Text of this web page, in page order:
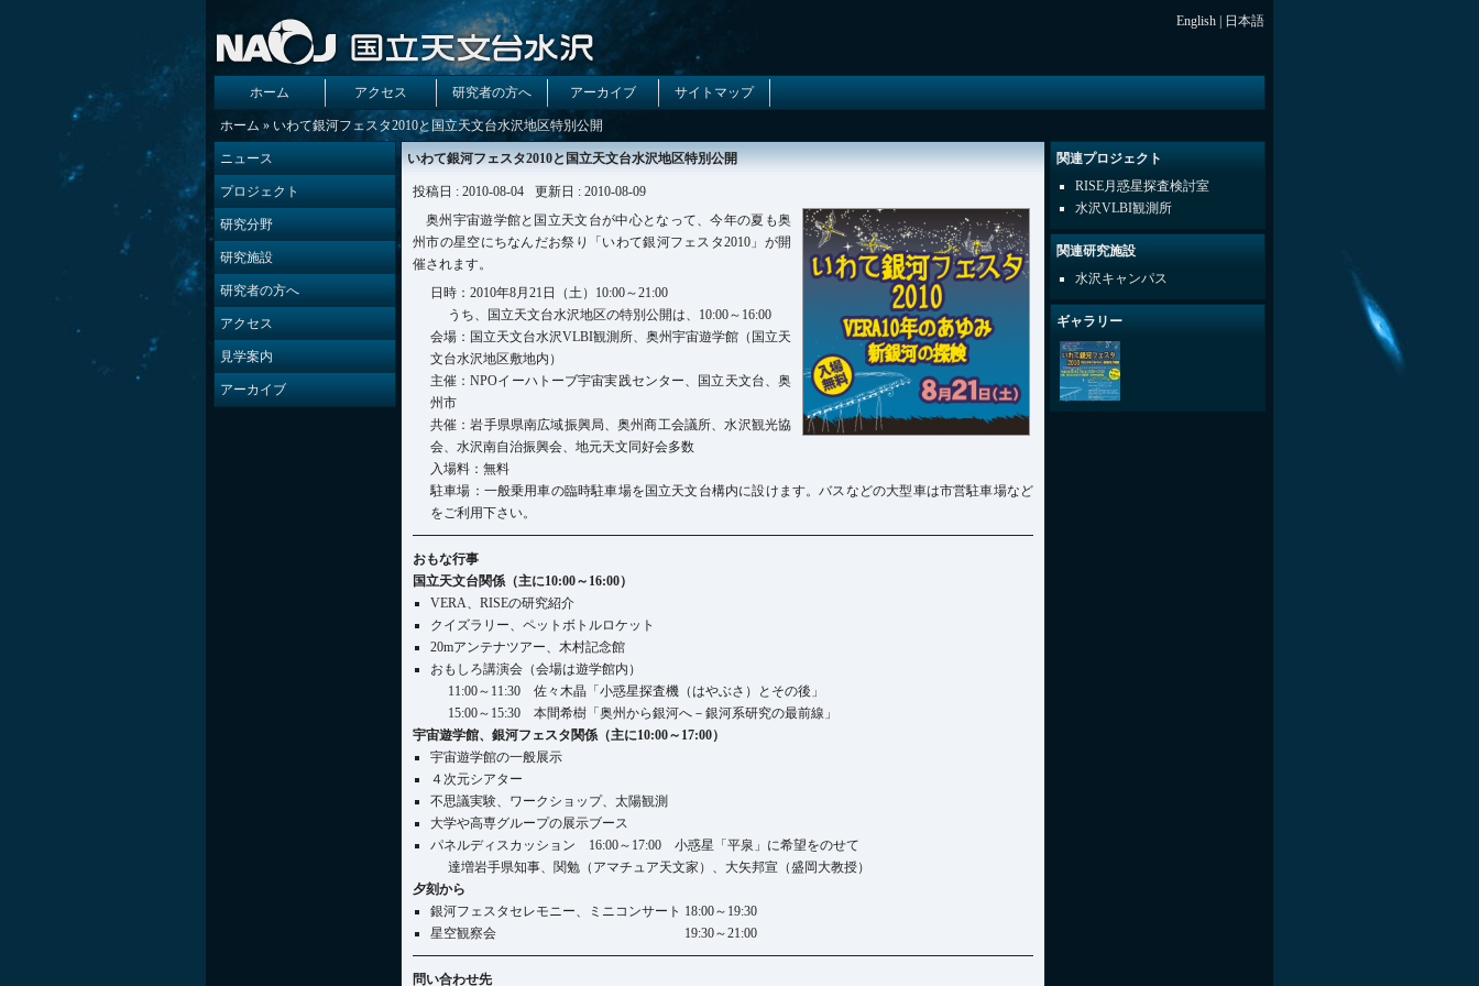
English 日本語
ホーム アクセス 研究者の方へ アーカイブ サイトマップ
ホーム » いわて銀河フェスタ2010と国立天文台水沢地区特別公開
ニュース
プロジェクト
研究分野
研究施設
研究者の方へ
アクセス
見学案内
アーカイブ
いわて銀河フェスタ2010と国立天文台水沢地区特別公開
投稿日 : 2010-08-04
更新日 : 2010-08-09
奥州宇宙遊学館と国立天文台が中心となって、今年の夏も奥
州市の星空にちなんだお祭り「いわて銀河フェスタ2010」が開
催されます。
日時：2010年8月21日（土）10:00～21:00
うち、国立天文台水沢地区の特別公開は、10:00～16:00
会場：国立天文台水沢VLBI観測所、奥州宇宙遊学館（国立天
文台水沢地区敷地内）
主催：NPOイーハトーブ宇宙実践センター、国立天文台、奥
州市
共催：岩手県県南広域振興局、奥州商工会議所、水沢観光協
会、水沢南自治振興会、地元天文同好会多数
入場料：無料
駐車場：一般乗用車の臨時駐車場を国立天文台構内に設けます。バスなどの大型車は市営駐車場など
をご利用下さい。
おもな行事
国立天文台関係（主に10:00～16:00）
VERA、RISEの研究紹介
クイズラリー、ペットボトルロケット
20mアンテナツアー、木村記念館
おもしろ講演会（会場は遊学館内）
11:00～11:30 佐々木晶「小惑星探査機（はやぶさ）とその後」
15:00～15:30 本間希樹「奥州から銀河へ－銀河系研究の最前線」
宇宙遊学館、銀河フェスタ関係（主に10:00～17:00）
宇宙遊学館の一般展示
４次元シアター
不思議実験、ワークショップ、太陽観測
大学や高専グループの展示ブース
パネルディスカッション 16:00～17:00 小惑星「平泉」に希望をのせて
達増岩手県知事、関勉（アマチュア天文家）、大矢邦宣（盛岡大教授）
夕刻から
銀河フェスタセレモニー、ミニコンサート 18:00～19:30
星空観察会 19:30～21:00
問い合わせ先
関連プロジェクト
RISE月惑星探査検討室
水沢VLBI観測所
関連研究施設
水沢キャンパス
ギャラリー